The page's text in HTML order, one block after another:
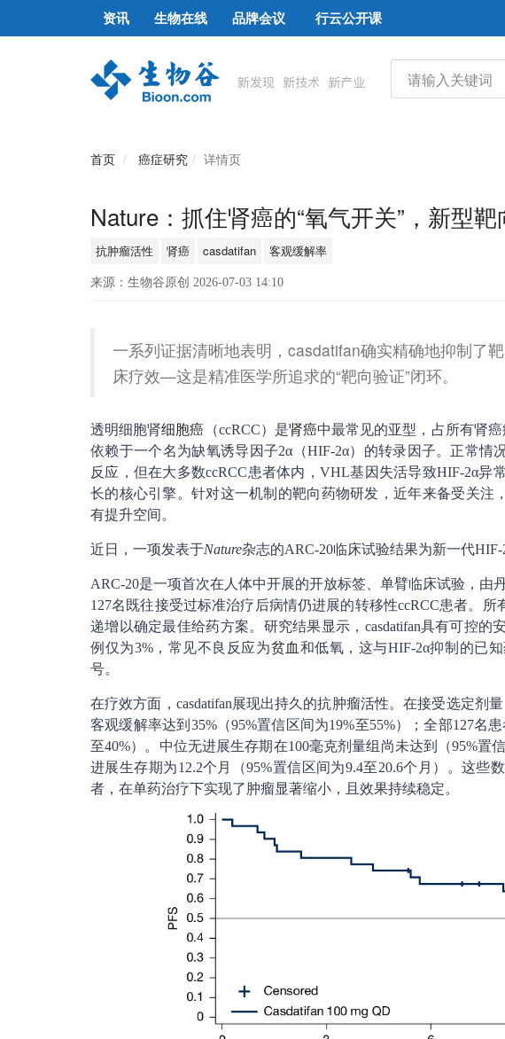
资讯 生物在线 品牌会议 行云公开课
首页 癌症研究 详情页
Nature：抓住肾癌的“氧气开关”，新型
抗肿瘤活性 肾癌 casdatifan 客观缓解率
来源：生物谷原创 2026-07-03 14:10
一系列证据清晰地表明，casdatifan确实精确地抑制了
床疗效—这是精准医学所追求的“靶向验证”闭环。
透明细胞肾细胞癌 （ccRCC）是肾癌中最常见的亚型，占所有肾
依赖于一个名为缺氧诱导因子2α（HIF-2α）的转录因子。正常情
反应，但在大多数ccRCC患者体内，VHL基因失活导致HIF-2α异
长的核心引擎。针对这一机制的靶向药物研发，近年来备受关注
有提升空间。
近日，一项发表于Nature杂志的ARC-20临床试验结果为新一代HIF-
ARC-20是一项首次在人体中开展的开放标签、单臂临床试验，由
127名既往接受过标准治疗后病情仍进展的转移性ccRCC患者。所
递增以确定最佳给药方案。研究结果显示，casdatifan具有可控
例仅为3%，常见不良反应为贫血 和低氧，这与HIF-2α抑制的已
号。
在疗效方面，casdatifan展现出持久的抗肿瘤活性。在接受选定剂
客观缓解率达到35%（95%置信区间为19%至55%）；全部127名
至40%）。中位无进展生存期在100毫克剂量组尚未达到（95%置
进展生存期为12.2个月（95%置信区间为9.4至20.6个月）。这些
者，在单药治疗下实现了肿瘤显著缩小，且效果持续稳定。